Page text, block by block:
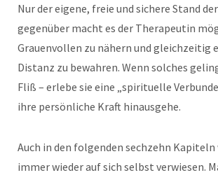
Nur der eigene, freie und sichere Stand
gegenüber macht es der Therapeutin
Grauenvollen zu nähern und gleichzeitig
Distanz zu bewahren. Wenn solches
Fliß – erlebe sie eine „spirituelle
ihre persönliche Kraft hinausgehe.
Auch in den folgenden sechzehn Kapiteln
immer wieder auf sich selbst verwiesen.